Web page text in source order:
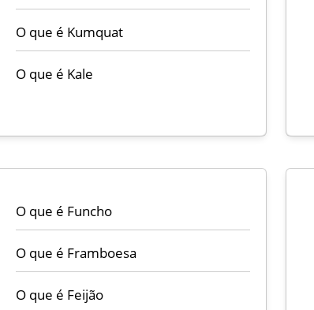
O que é Kumquat
O que é Kale
O que é Funcho
O que é Framboesa
O que é Feijão